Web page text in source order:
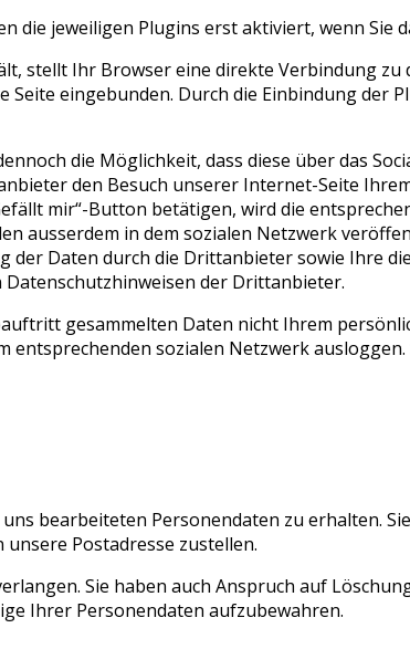
jeweiligen Plugins erst aktiviert, wenn Sie
stellt Ihr Browser eine direkte Verbindung zu
eingebunden. Durch die Einbindung der
die Möglichkeit, dass diese über das
den Besuch unserer Internet-Seite
mir“-Button betätigen, wird die
ausserdem in dem sozialen Netzwerk
Daten durch die Drittanbieter sowie Ihre
der Drittanbieter.
gesammelten Daten nicht Ihrem
sozialen Netzwerk
bearbeiteten Personendaten zu erhalten.
Postadresse zustellen.
Sie haben auch Anspruch auf
Ihrer Personendaten aufzubewahren.